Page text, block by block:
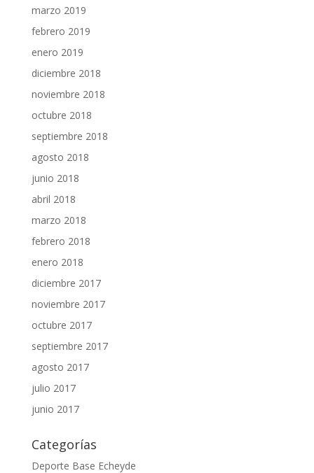
marzo 2019
febrero 2019
enero 2019
diciembre 2018
noviembre 2018
octubre 2018
septiembre 2018
agosto 2018
junio 2018
abril 2018
marzo 2018
febrero 2018
enero 2018
diciembre 2017
noviembre 2017
octubre 2017
septiembre 2017
agosto 2017
julio 2017
junio 2017
Categorías
Deporte Base Echeyde